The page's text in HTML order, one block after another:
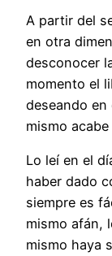
A partir del
en otra
desconocer
momento el
deseando en
mismo
Lo leí en el
haber dado
siempre es
mismo afán,
mismo haya